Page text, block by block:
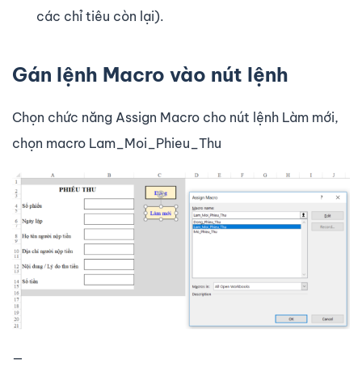
các chỉ tiêu còn lại).
Gán lệnh Macro vào nút lệnh
Chọn chức năng Assign Macro cho nút lệnh Làm mới,
chọn macro Lam_Moi_Phieu_Thu
—